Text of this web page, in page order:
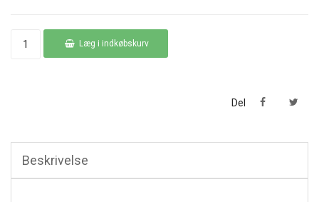
Læg i indkøbskurv
Del
Beskrivelse